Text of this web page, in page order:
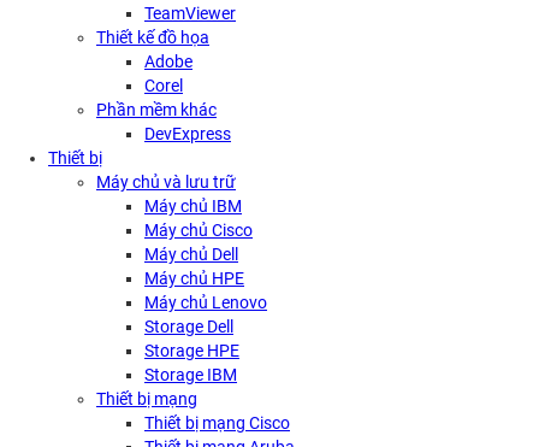
TeamViewer
Thiết kế đồ họa
Adobe
Corel
Phần mềm khác
DevExpress
Thiết bị
Máy chủ và lưu trữ
Máy chủ IBM
Máy chủ Cisco
Máy chủ Dell
Máy chủ HPE
Máy chủ Lenovo
Storage Dell
Storage HPE
Storage IBM
Thiết bị mạng
Thiết bị mạng Cisco